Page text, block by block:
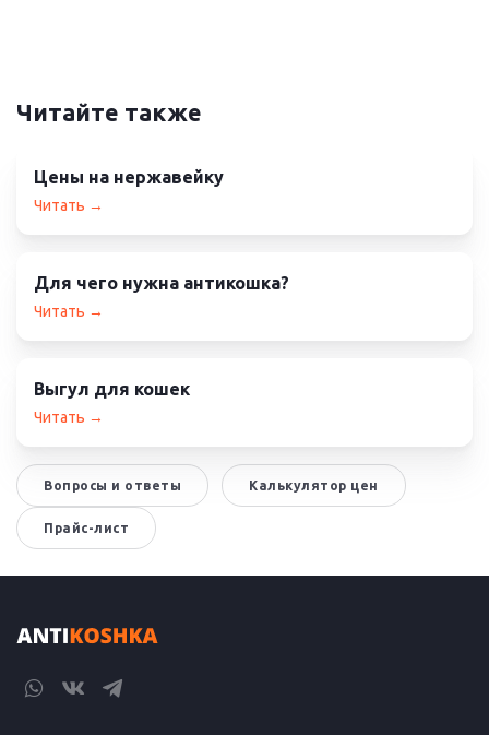
Читайте также
Цены на нержавейку
Читать →
Для чего нужна антикошка?
Читать →
Выгул для кошек
Читать →
Вопросы и ответы Калькулятор цен
Прайс-лист